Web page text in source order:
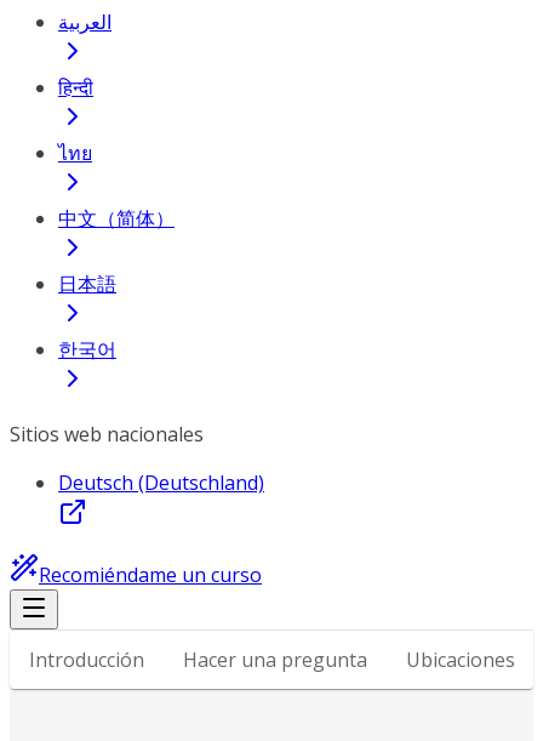
العربية
हिन्दी
ไทย
中文（简体）
日本語
한국어
Sitios web nacionales
Deutsch (Deutschland)
Recomiéndame un curso
Introducción Hacer una pregunta Ubicaciones